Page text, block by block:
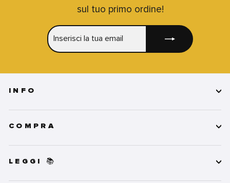
sul tuo primo ordine!
LA
INFO
COMPRA
LEGGI 📚